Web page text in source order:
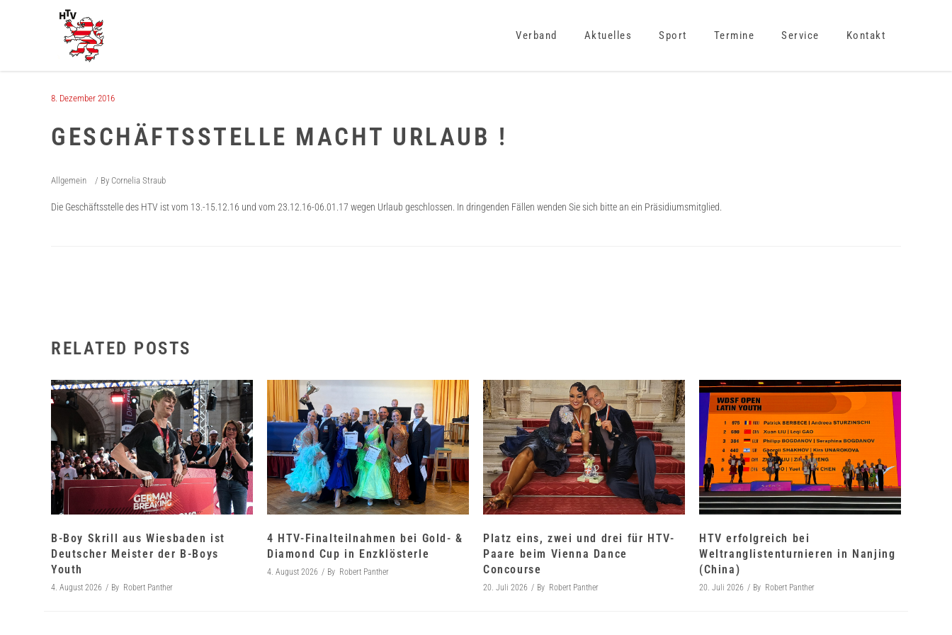
Verband Aktuelles Sport Termine Service Kontakt
8. Dezember 2016
GESCHÄFTSSTELLE MACHT URLAUB !
Allgemein By Cornelia Straub
Die Geschäftsstelle des HTV ist vom 13.-15.12.16 und vom 23.12. 16-06.01.17 wegen Urlaub geschlossen. In dringenden Fällen wenden Sie sich bitte an ein Präsidiumsmitglied.
RELATED POSTS
B-Boy Skrill aus Wiesbaden ist
Deutscher Meister der B-Boys
Youth
4. August 2026 By Robert Panther
4 HTV-Finalteilnahmen bei Gold- &
Diamond Cup in Enzklösterle
4. August 2026 By Robert Panther
Platz eins, zwei und drei für HTV-
Paare beim Vienna Dance
Concourse
20. Juli 2026 By Robert Panther
HTV erfolgreich bei
Weltranglistenturnieren in Nanjing
(China)
20. Juli 2026 By Robert Panther